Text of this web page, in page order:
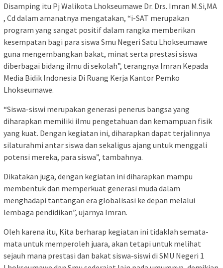
Disamping itu Pj Walikota Lhokseumawe Dr. Drs. Imran M.Si,MA
, Cd dalam amanatnya mengatakan, “i-SAT merupakan
program yang sangat positif dalam rangka memberikan
kesempatan bagi para siswa Smu Negeri Satu Lhokseumawe
guna mengembangkan bakat, minat serta prestasi siswa
diberbagai bidang ilmu di sekolah”, terangnya Imran Kepada
Media Bidik Indonesia Di Ruang Kerja Kantor Pemko
Lhokseumawe.
“Siswa-siswi merupakan generasi penerus bangsa yang
diharapkan memiliki ilmu pengetahuan dan kemampuan fisik
yang kuat. Dengan kegiatan ini, diharapkan dapat terjalinnya
silaturahmi antar siswa dan sekaligus ajang untuk menggali
potensi mereka, para siswa”, tambahnya.
Dikatakan juga, dengan kegiatan ini diharapkan mampu
membentuk dan memperkuat generasi muda dalam
menghadapi tantangan era globalisasi ke depan melalui
lembaga pendidikan”, ujarnya Imran.
Oleh karena itu, Kita berharap kegiatan ini tidaklah semata-
mata untuk memperoleh juara, akan tetapi untuk melihat
sejauh mana prestasi dan bakat siswa-siswi di SMU Negeri 1